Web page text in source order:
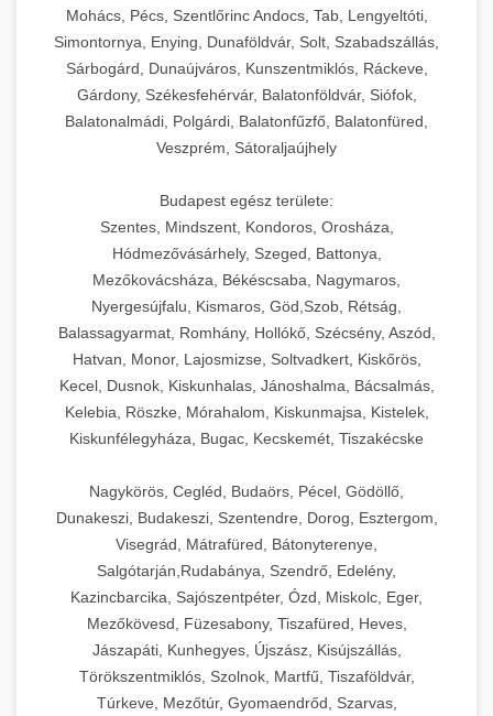
Mohács, Pécs, Szentlőrinc Andocs, Tab, Lengyeltóti,
Simontornya, Enying, Dunaföldvár, Solt, Szabadszállás,
Sárbogárd, Dunaújváros, Kunszentmiklós, Ráckeve,
Gárdony, Székesfehérvár, Balatonföldvár, Siófok,
Balatonalmádi, Polgárdi, Balatonfűzfő, Balatonfüred,
Veszprém, Sátoraljaújhely
Budapest egész területe:
Szentes, Mindszent, Kondoros, Orosháza,
Hódmezővásárhely, Szeged, Battonya,
Mezőkovácsháza, Békéscsaba, Nagymaros,
Nyergesújfalu, Kismaros, Göd,Szob, Rétság,
Balassagyarmat, Romhány, Hollókő, Szécsény, Aszód,
Hatvan, Monor, Lajosmizse, Soltvadkert, Kiskőrös,
Kecel, Dusnok, Kiskunhalas, Jánoshalma, Bácsalmás,
Kelebia, Röszke, Mórahalom, Kiskunmajsa, Kistelek,
Kiskunfélegyháza, Bugac, Kecskemét, Tiszakécske
Nagykörös, Cegléd, Budaörs, Pécel, Gödöllő,
Dunakeszi, Budakeszi, Szentendre, Dorog, Esztergom,
Visegrád, Mátrafüred, Bátonyterenye,
Salgótarján,Rudabánya, Szendrő, Edelény,
Kazincbarcika, Sajószentpéter, Ózd, Miskolc, Eger,
Mezőkövesd, Füzesabony, Tiszafüred, Heves,
Jászapáti, Kunhegyes, Újszász, Kisújszállás,
Törökszentmiklós, Szolnok, Martfű, Tiszaföldvár,
Túrkeve, Mezőtúr, Gyomaendrőd, Szarvas,